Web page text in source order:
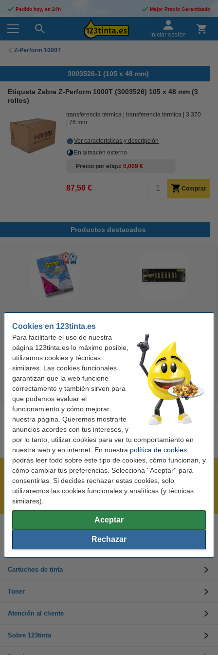
Cookies en 123tinta.es
Para facilitarte el uso de nuestra
página 123tinta.es lo máximo posible,
utilizamos cookies y técnicas
similares. Las cookies funcionales
garantizan que la web funcione
correctamente y también sirven para
que podamos evaluar el
funcionamiento y cómo mejorar
nuestra página. Queremos mostrarte
anuncios acordes con tus intereses, y
por lo tanto, utilizar cookies para ver tu comportamiento en
nuestra web y en internet. En nuestra política de cookies
podrás leer todo sobre este tipo de cookies, cómo funcionan, y
cómo cambiar tus preferencias. Selecciona ''Aceptar'' para
consentirlas. Si decides rechazar estas cookies, solo
utilizaremos las cookies funcionales y analíticas (y técnicas
similares).
Aceptar
Rechazar
Pedido hoy, en 24h Mejor Precio Garantizado
Iniciar sesión
Z-Perform 1000T
3003526-1 (105 x 48 mm)
Etiqueta Zebra Z-Perform 1000T (3003526) 105 x 48 mm (3
rollos)
transferencia térmica transferencia térmica
3.370
76 mm
Ver características y descripción
En almacén externo
Precio por etiqu 0,009 €
87,50 € Comprar
Productos destacados
123tinta Papel fotográfico
10,50 € Incl. 21% IVA
Power AA - LR06 - MN1500 - 24
unidades
14,50 € Incl. 21% IVA
Rápido y sencillo
Mejor Precio Garantizado
En días laborables de 09:00 a 20:00.
Cartuchos de tinta
Toner
Atención al cliente
Sobre 123tinta